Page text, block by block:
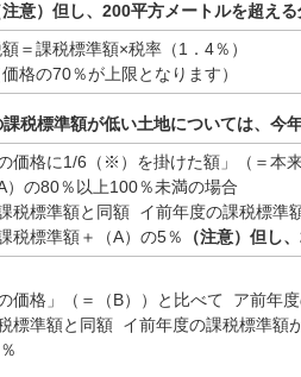
注意）但し、200平方メートルを超え
＝課税標準額×税率（1．4％）
価格の70％が上限となります）
税標準額が低い土地については、今
の価格に1/6（※）を掛けた額」（＝本
）の80％以上100％未満の場合
税標準額と同額 イ前年度の課税標準
税標準額＋（A）の5％
（注意）但し
の価格」（＝（B））と比べて ア前年
標準額と同額 イ前年度の課税標準額